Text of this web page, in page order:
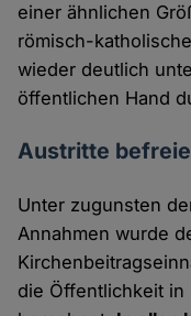
einer ähnlichen
römisch-
wieder deutlich
öffentlichen Hand
Austritte
Unter zugunsten
Annahmen wurde
die Öffentlichkeit in